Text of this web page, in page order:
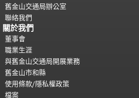
舊金山交通局辦公室
聯絡我們
關於我們
董事會
職業生涯
與舊金山交通局開展業務
舊金山市和縣
使用條款/隱私權政策
檔案